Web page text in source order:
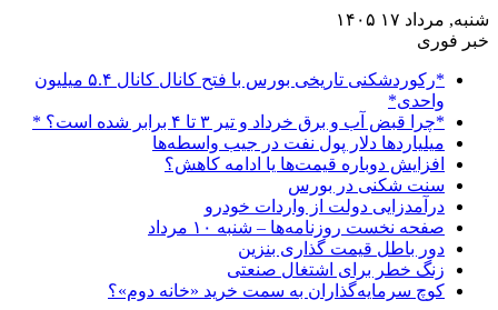
شنبه, مرداد ۱۷ ۱۴۰۵
خبر فوری
*رکوردشکنی تاریخی بورس با فتح کانال کانال ۵.۴ میلیون
واحدی*
*چرا قبض آب و برق خرداد و تیر ۳ تا ۴ برابر شده است؟ *
میلیاردها دلار پول نفت در جیب واسطه‌ها
افزایش دوباره قیمت‌ها یا ادامه کاهش؟
سنت شکنی در بورس
درآمدزایی دولت از واردات خودرو
صفحه نخست روزنامه‌ها – شنبه ۱۰ مرداد
دور باطل قیمت گذاری بنزین
زنگ خطر برای اشتغال صنعتی
کوچ سرمایه‌گذاران به سمت خرید «خانه دوم»؟